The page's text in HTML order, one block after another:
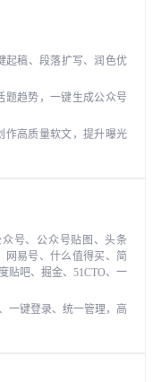
起稿、段落扩写、润色优
题趋势，一键生成公众号
作高质量软文，提升曝光
号、公众号贴图、头条
网易号、什么值得买、简
贴吧、掘金、51CTO、一
一键登录、统一管理，高